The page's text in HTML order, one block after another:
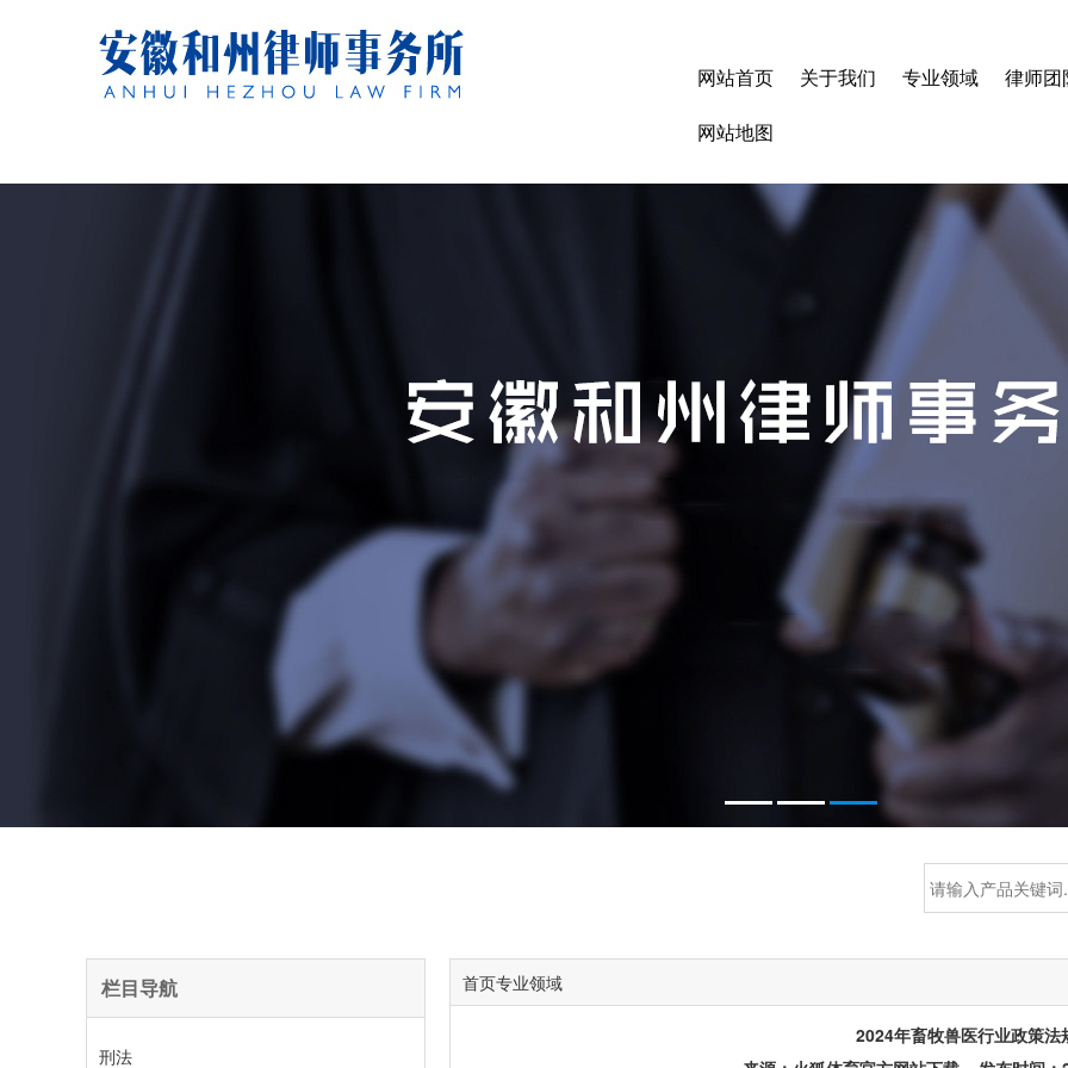
网站首页 关于我们 专业领域
律师团
网站地图
栏目导航
刑法
首页专业领域
2024年畜牧兽医行业政策法